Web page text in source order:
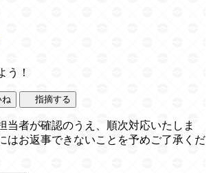
う！
ね 指摘する
当者が確認のうえ、順次対応いたしま
はお返事できないことを予めご了承くだ